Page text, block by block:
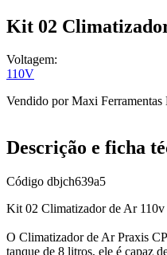
Kit 02
Voltagem:
110V
Vendido porMaxi Ferramentas
Descrição e ficha
Código dbjch639a5
Kit 02 Climatizador de Ar
O Climatizador de Ar Praxis
tanque de 8 litros, ele é capaz